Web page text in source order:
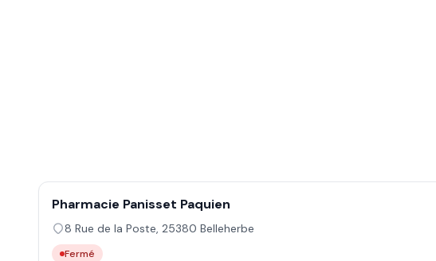
Pharmacie Panisset Paquien
8 Rue de la Poste, 25380 Belleherbe
Fermé